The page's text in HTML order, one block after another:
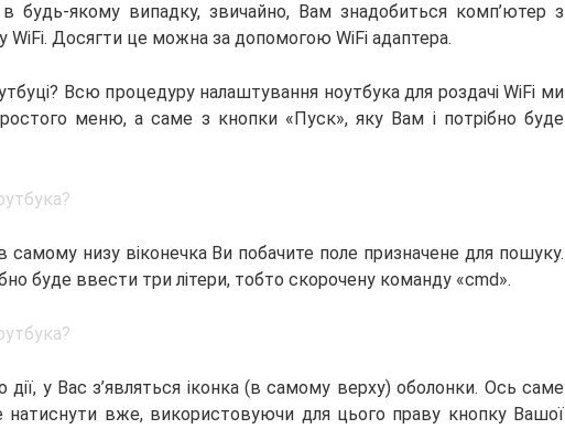
будь-якому випадку, звичайно, Вам знадобиться комп’ютер з
Досягти це можна за допомогою WiFi адаптера.
Всю процедуру налаштування ноутбука для роздачі WiFi ми
меню, а саме з кнопки «Пуск», яку Вам і потрібно буде
в самому низу віконечка Ви побачите поле призначене для пошуку.
буде ввести три літери, тобто скорочену команду «cmd».
дії, у Вас з’являться іконка (в самому верху) оболонки. Ось саме
натиснути вже, використовуючи для цього праву кнопку Вашої